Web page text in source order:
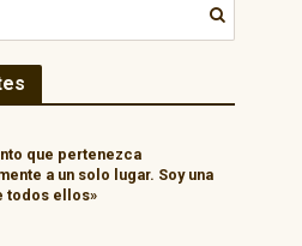
que pertenezca
a un solo lugar. Soy una
todos ellos»